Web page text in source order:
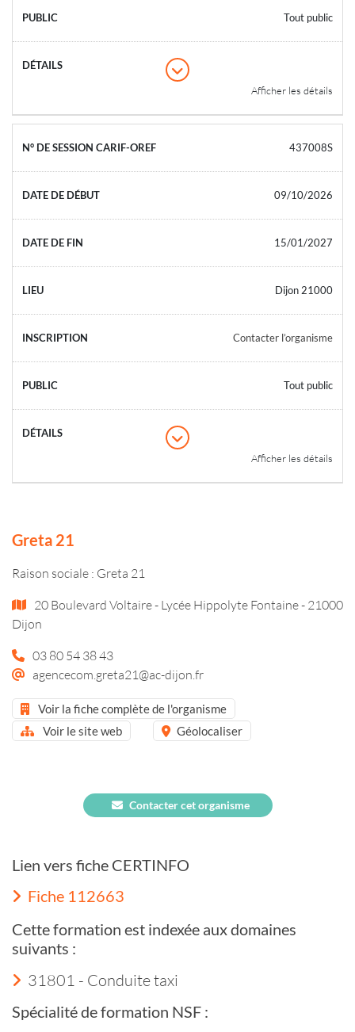
Tout public
Afficher les détails
437008S
09/10/2026
15/01/2027
Dijon 21000
Contacter l’organisme
Tout public
Afficher les détails
Greta 21
Raison sociale : Greta 21
20 Boulevard Voltaire - Lycée Hippolyte Fontaine - 21000
Dijon
03 80 54 38 43
agencecom.greta21@ac-dijon.fr
Voir la fiche complète de l'organisme
Voir le site web
Géolocaliser
Contacter cet organisme
Lien vers fiche CERTINFO
Fiche 112663
Cette formation est indexée aux domaines
suivants :
31801 - Conduite taxi
Spécialité de formation NSF :